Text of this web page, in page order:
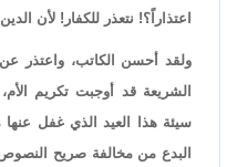
اعتذاراً؟! نتعذر للكفار! لأن
ولقد أحسن الكاتب، واعتذر عن
الشريعة قد أوجبت تكريم
سيئة هذا العيد الذي غفل
البدع من مخالفة صريح